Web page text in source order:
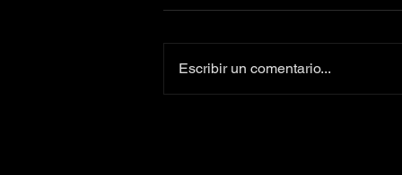
Escribir un comentario...